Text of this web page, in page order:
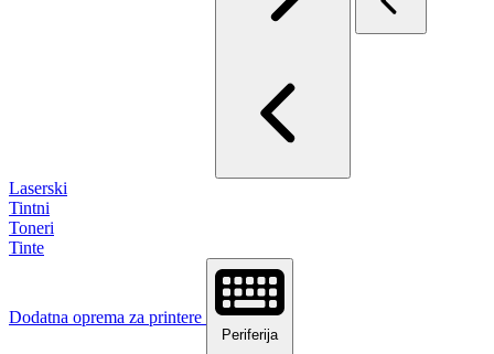
Laserski
Tintni
Toneri
Tinte
Dodatna oprema za printere
Periferija